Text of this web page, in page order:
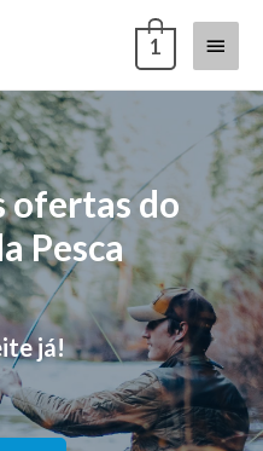
1
ofertas do
Pesca
já!